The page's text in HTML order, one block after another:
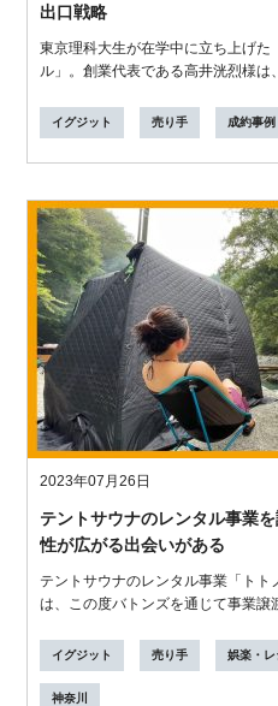
出口戦略
東京理科大生が在学中に立ち上げた
ル」。創業代表である高井洸烈様は
イグジット 売り手 成約事例
2023年07月26日
テントサウナのレンタル事業
性が広がる出会いがある
テントサウナのレンタル事業「ト
は、この度バトンズを通じて事業譲
イグジット 売り手 娯楽・
神奈川